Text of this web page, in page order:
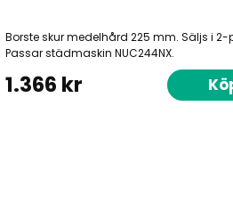
Borste skur medelhård 225 mm. Säljs i 2-
Passar städmaskin NUC244NX.
1.366 kr